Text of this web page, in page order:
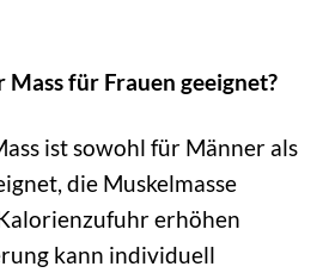
Mass für Frauen geeignet?
ist sowohl für Männer als
die Muskelmasse
erhöhen
kann individuell